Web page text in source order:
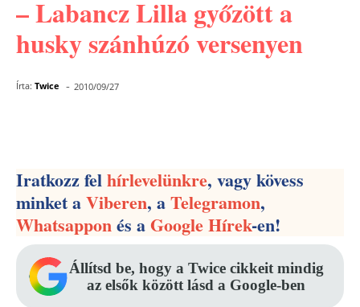
– Labancz Lilla győzött a
husky szánhúzó versenyen
Írta: Twice - 2010/09/27
Iratkozz felhírlevelünkre, vagy kövess
minket aViberen, aTelegramon,
Whatsapponés aGoogle Hírek-en!
Állítsd be, hogy a Twice cikkeit mindig
az elsők között lásd a Google-ben